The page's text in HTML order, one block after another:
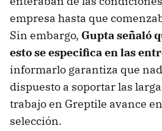
empresa hasta que
Sin embargo, Gupta señaló
esto se especifica en las
informarlo garantiza que
dispuesto a soportar las
trabajo en Greptile avance
selección.